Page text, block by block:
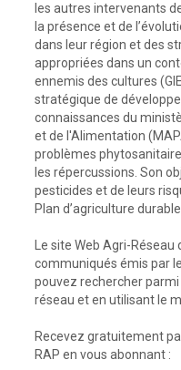
les autres intervenants
la présence et de
dans leur région et des
appropriées dans un
ennemis des cultures
stratégique de
connaissances du
et de l'Alimentation
problèmes
les répercussions. Son
pesticides et de leurs
Plan d’agriculture
Le site Web Agri-
communiqués émis par
pouvez rechercher
réseau et en utilisant le
Recevez gratuitement
RAP en vous abonnant :